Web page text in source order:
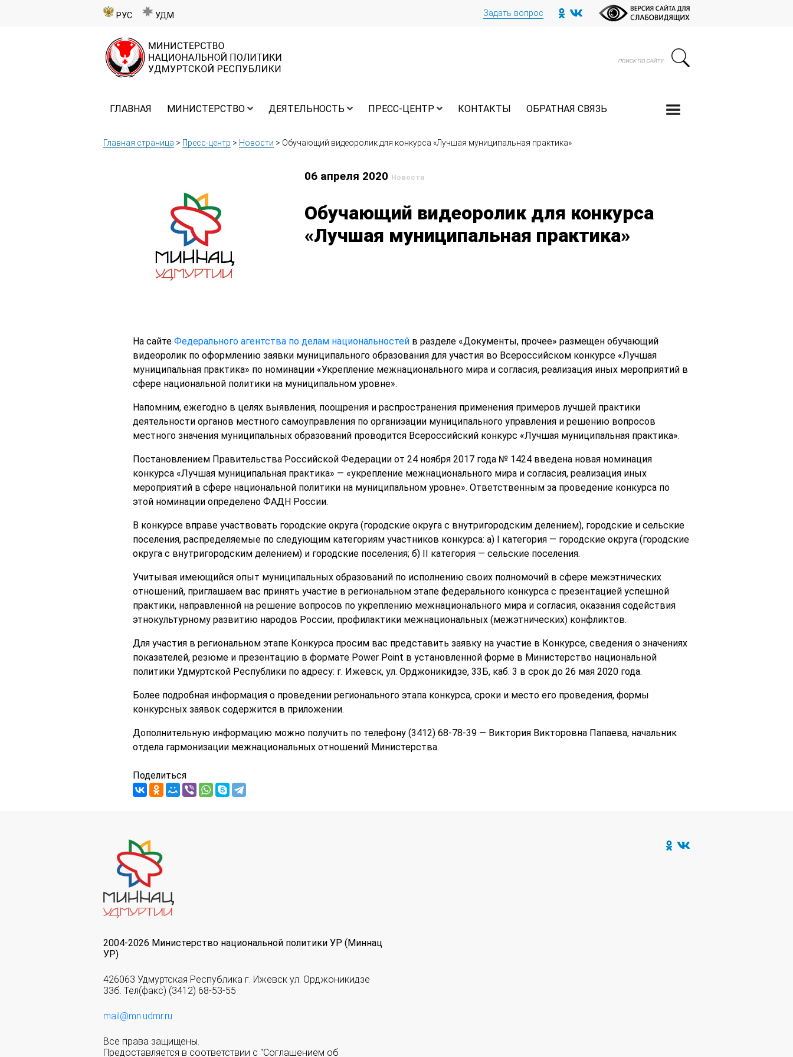
РУС УДМ Задать вопрос
ГЛАВНАЯ МИНИСТЕРСТВО ДЕЯТЕЛЬНОСТЬ ПРЕСС-ЦЕНТР КОНТАКТЫ ОБРАТНАЯ СВЯЗЬ
Главная страница > Пресс-центр > Новости > Обучающий видеоролик для конкурса «Лучшая муниципальная практика»
06 апреля 2020 Новости
Обучающий видеоролик для конкурса
«Лучшая муниципальная практика»
На сайте Федерального агентства по делам национальностейв разделе «Документы, прочее» размещен обучающий
видеоролик по оформлению заявки муниципального образования для участия во Всероссийском конкурсе «Лучшая
муниципальная практика» по номинации «Укрепление межнационального мира и согласия, реализация иных мероприятий в
сфере национальной политики на муниципальном уровне».
Напомним, ежегодно в целях выявления, поощрения и распространения применения примеров лучшей практики
деятельности органов местного самоуправления по организации муниципального управления и решению вопросов
местного значения муниципальных образований проводится Всероссийский конкурс «Лучшая муниципальная практика».
Постановлением Правительства Российской Федерации от 24 ноября 2017 года № 1424 введена новая номинация
конкурса «Лучшая муниципальная практика» — «укрепление межнационального мира и согласия, реализация иных
мероприятий в сфере национальной политики на муниципальном уровне». Ответственным за проведение конкурса по
этой номинации определено ФАДН России.
В конкурсе вправе участвовать городские округа (городские округа с внутригородским делением), городские и сельские
поселения, распределяемые по следующим категориям участников конкурса: а) I категория — городские округа (городские
округа с внутригородским делением) и городские поселения; б) II категория — сельские поселения.
Учитывая имеющийся опыт муниципальных образований по исполнению своих полномочий в сфере межэтнических
отношений, приглашаем вас принять участие в региональном этапе федерального конкурса с презентацией успешной
практики, направленной на решение вопросов по укреплению межнационального мира и согласия, оказания содействия
этнокультурному развитию народов России, профилактики межнациональных (межэтнических) конфликтов.
Для участия в региональном этапе Конкурса просим вас представить заявку на участие в Конкурсе, сведения о значениях
показателей, резюме и презентацию в формате Power Point в установленной форме в Министерство национальной
политики Удмуртской Республики по адресу: г. Ижевск, ул. Орджоникидзе, 33Б, каб. 3 в срок до 26 мая 2020 года.
Более подробная информация о проведении регионального этапа конкурса, сроки и место его проведения, формы
конкурсных заявок содержится в приложении.
Дополнительную информацию можно получить по телефону (3412) 68-78-39 — Виктория Викторовна Папаева, начальник
отдела гармонизации межнациональных отношений Министерства.
Поделиться
2004-2026 Министерство национальной политики УР (Миннац
УР)
426063 Удмуртская Республика г. Ижевск ул. Орджоникидзе
33б. Тел(факс) (3412) 68-53-55
mail@mn.udmr.ru
Все права защищены.
Предоставляется в соответствии с "Соглашением об